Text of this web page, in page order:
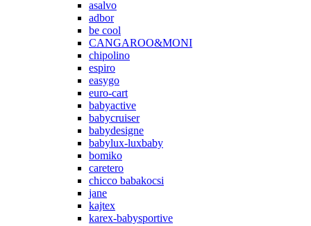
asalvo
adbor
be cool
CANGAROO&MONI
chipolino
espiro
easygo
euro-cart
babyactive
babycruiser
babydesigne
babylux-luxbaby
bomiko
caretero
chicco babakocsi
jane
kajtex
karex-babysportive